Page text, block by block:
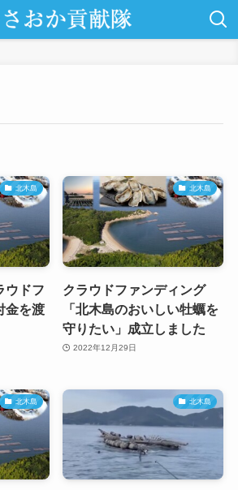
北木島
ウドフ
金を渡
北木島
クラウドファンディング
「北木島のおいしい牡蠣を
守りたい」成立しました
2022年12月29日
北木島 北木島